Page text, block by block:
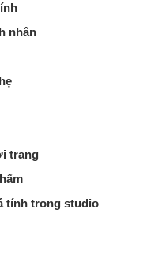
nhân
trang
tính trong studio